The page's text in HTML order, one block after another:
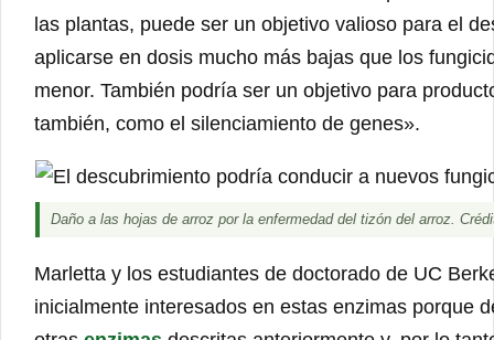
las plantas, puede ser un objetivo valioso para el
aplicarse en dosis mucho más bajas que los
menor. También podría ser un objetivo para
también, como el silenciamiento de genes».
Daño a las hojas de arroz por la enfermedad del tizón del arroz.
Marletta y los estudiantes de doctorado de UC
inicialmente interesados ​​en estas enzimas porque